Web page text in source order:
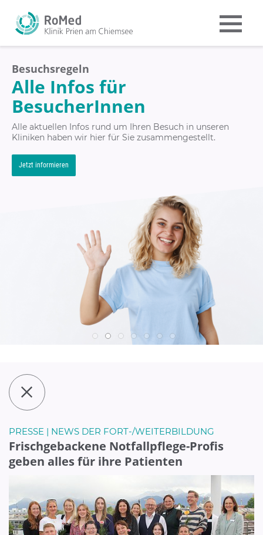
Besuchsregeln
Alle Infos für
BesucherInnen
Alle aktuellen Infos rund um Ihren Besuch in unseren
Kliniken haben wir hier für Sie zusammengestellt.
Jetzt informieren
PRESSE | NEWS DER FORT-/WEITERBILDUNG
Frischgebackene Notfallpflege-Profis
geben alles für ihre Patienten